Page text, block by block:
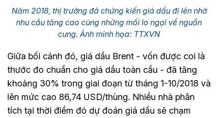
Năm 2018, thị trường đã chứng kiến giá dầu đi lên nhờ
nhu cầu tăng cao cùng những mối lo ngại về nguồn
cung. Ảnh minh họa: TTXVN
Giữa bối cảnh đó, giá dầu Brent - vốn được coi là
thước đo chuẩn cho giá dầu toàn cầu - đã tăng
khoảng 30% trong giai đoạn từ tháng 1-10/2018 và
lên mức cao 86,74 USD/thùng. Nhiều nhà phân
tích tại thời điểm đó dự đoán giá dầu sẽ chạm